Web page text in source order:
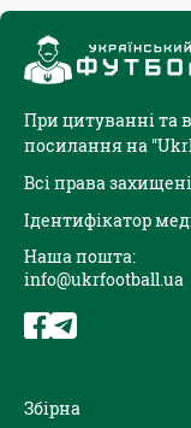
При цитуванні та
посилання на
Всі права
Ідентифікатор
Наша пошта:
info@ukrfootball.ua
Збірна